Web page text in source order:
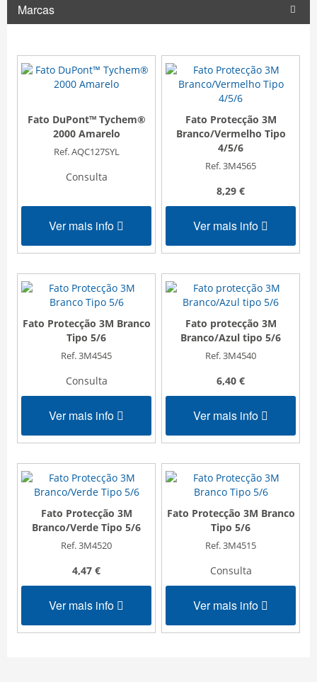
Marcas
Fato DuPont™ Tychem®
2000 Amarelo
Ref. AQC127SYL
Consulta
Ver mais info
Fato Protecção 3M
Branco/Vermelho Tipo
4/5/6
Ref. 3M4565
8,29 €
Ver mais info
Fato Protecção 3M Branco
Tipo 5/6
Ref. 3M4545
Consulta
Ver mais info
Fato protecção 3M
Branco/Azul tipo 5/6
Ref. 3M4540
6,40 €
Ver mais info
Fato Protecção 3M
Branco/Verde Tipo 5/6
Ref. 3M4520
4,47 €
Ver mais info
Fato Protecção 3M Branco
Tipo 5/6
Ref. 3M4515
Consulta
Ver mais info